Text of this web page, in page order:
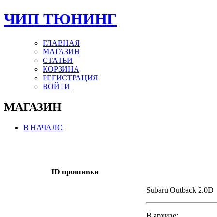
ЧИП ТЮНИНГ
ГЛАВНАЯ
МАГАЗИН
СТАТЬИ
КОРЗИНА
РЕГИСТРАЦИЯ
ВОЙТИ
МАГАЗИН
В НАЧАЛО
ID прошивки
Subaru Outback 2.0D
В архиве: